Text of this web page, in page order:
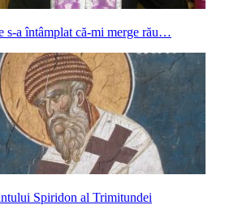
s-a întâmplat că-mi merge rău…
Spiridon al Trimitundei